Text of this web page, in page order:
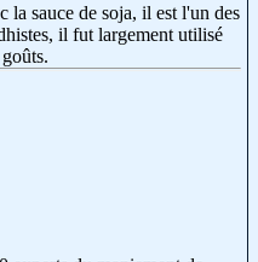
la sauce de soja, il est l'un des
il fut largement utilisé